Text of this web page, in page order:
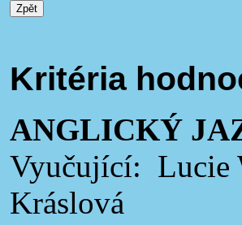
Kritéria
ANGLICKÝ
Vyučující: Lucie
Kráslová